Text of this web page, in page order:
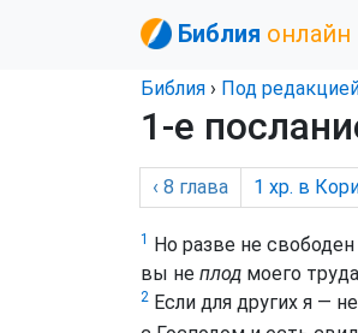
Библия онлайн
Библия › Под
1-е
‹ 8 глава 1 хр. в
1 Но разве не
вы не плод моего
2 Если для других я —